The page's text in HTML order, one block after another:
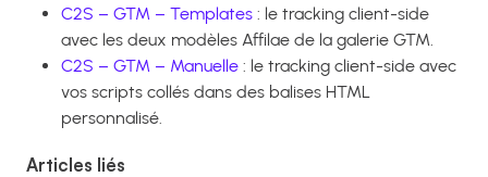
C2S – GTM – Templates : le tracking client-side
avec les deux modèles Affilae de la galerie GTM.
C2S – GTM – Manuelle : le tracking client-side avec
vos scripts collés dans des balises HTML
personnalisé.
Articles liés